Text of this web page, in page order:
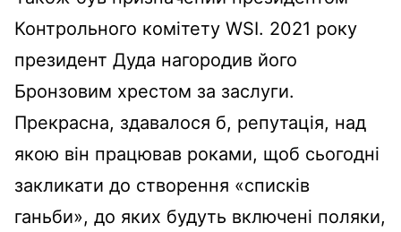
Контрольного комітету WSI. 2021 року
президент Дуда нагородив його
Бронзовим хрестом за заслуги.
Прекрасна, здавалося б, репутація, над
якою він працював роками, щоб сьогодні
закликати до створення «списків
ганьби», до яких будуть включені поляки,